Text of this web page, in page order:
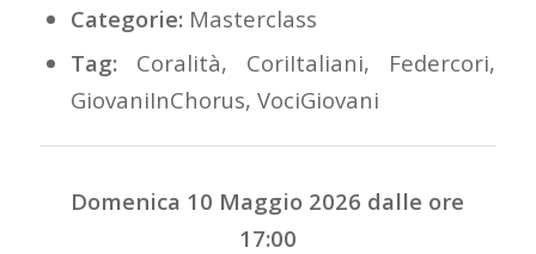
Categorie: Masterclass
Tag:
Coralità, CoriItaliani, Federcori,
GiovaniInChorus, VociGiovani
Domenica 10 Maggio 2026 dalle ore
17:00